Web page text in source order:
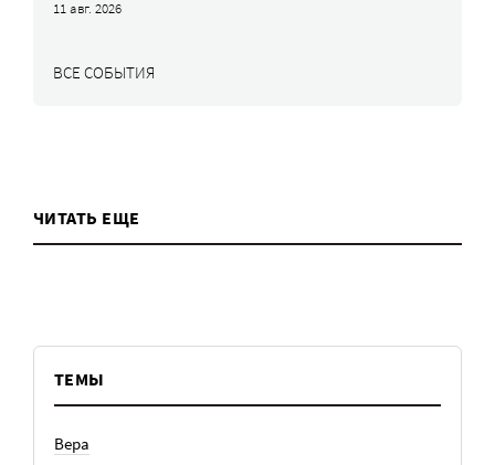
11 авг. 2026
ВСЕ СОБЫТИЯ
ЧИТАТЬ ЕЩЕ
ТЕМЫ
Вера